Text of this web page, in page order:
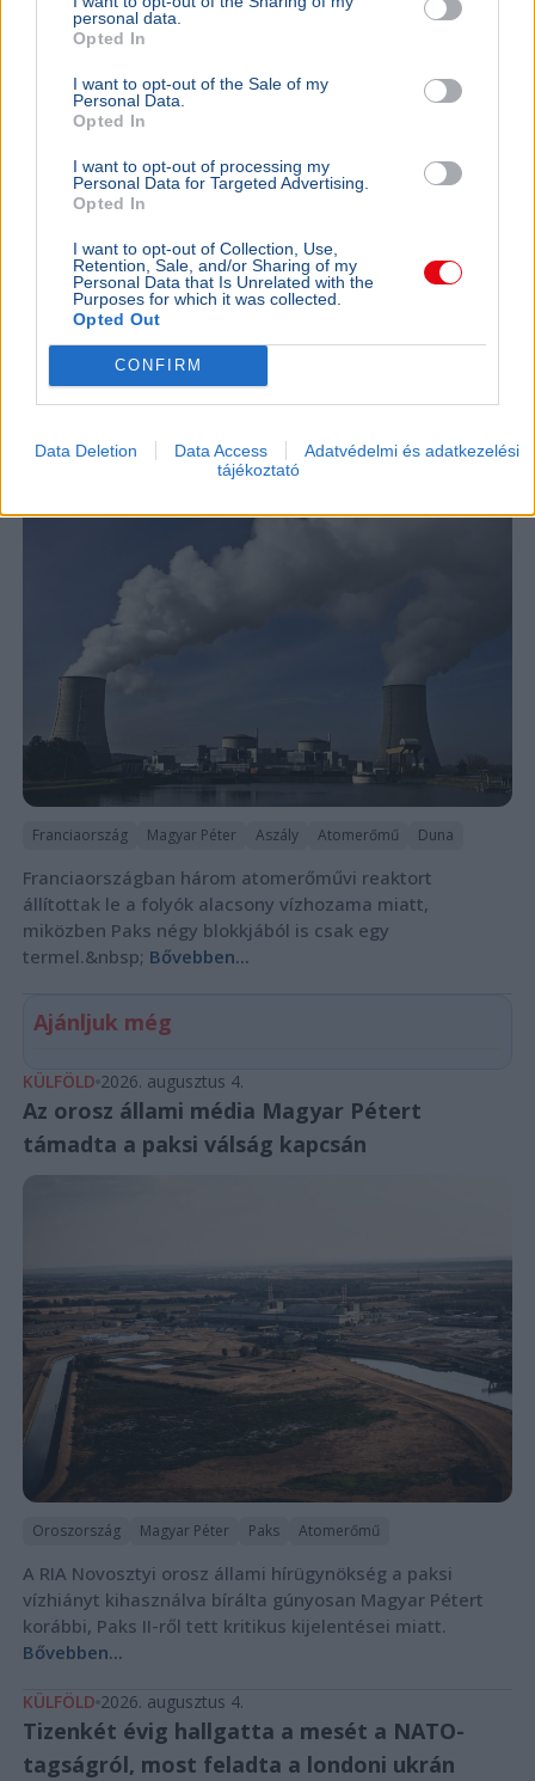
personal data.
Opted In
I want to opt-out of the Sale of my
Personal Data.
Opted In
I want to opt-out of processing my
Personal Data for Targeted Advertising.
Opted In
I want to opt-out of Collection, Use,
Retention, Sale, and/or Sharing of my
Personal Data that Is Unrelated with the
Purposes for which it was collected.
Opted Out
CONFIRM
Data Deletion Data Access
Adatvédelmi és adatkezelési
tájékoztató
Majka lemondta a sepsiszentgyörgyi
koncertjét - Életveszélyes fenyegetést
Majka életveszélyes SMS-fenyegetés miatt
mondta le sepsiszentgyörgyi fellépését, a zenész
feljelentést tesz, a Sic Feszt szervezői is elítélték
Lázár
Lázár
a kormány
KÜLFÖLD 2026. augusztus 4.
Franciaországban is három reaktort
állítottak le a hőség miatt
Franciaország Magyar Péter Aszály Atomerőmű Duna
Franciaországban három atomerőművi reaktort
állítottak le a folyók alacsony vízhozama miatt,
miközben Paks négy blokkjából is csak egy
termel.&nbsp; Bővebben...
Ajánljuk még
KÜLFÖLD 2026. augusztus 4.
Az orosz állami média Magyar Pétert
támadta a paksi válság kapcsán
Oroszország Magyar Péter Paks Atomerőmű
A RIA Novosztyi orosz állami hírügynökség a paksi
vízhiányt kihasználva bírálta gúnyosan Magyar Pétert
korábbi, Paks II-ről tett kritikus kijelentései miatt.
Bővebben...
KÜLFÖLD 2026. augusztus 4.
Tizenkét évig hallgatta a mesét a NATO-
tagságról, most feladta a londoni ukrán